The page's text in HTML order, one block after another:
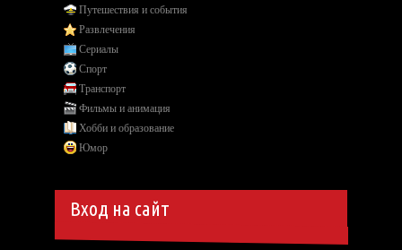
Путешествия и события
Развлечения
Сериалы
Спорт
Транспорт
Фильмы и анимация
Хобби и образование
Юмор
Вход на сайт